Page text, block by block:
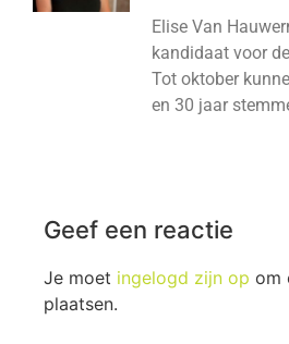
Elise Van
kandidaat voor
Tot oktober
en 30 jaar
Geef een reactie
Je moet ingelogd zijn op om
plaatsen.